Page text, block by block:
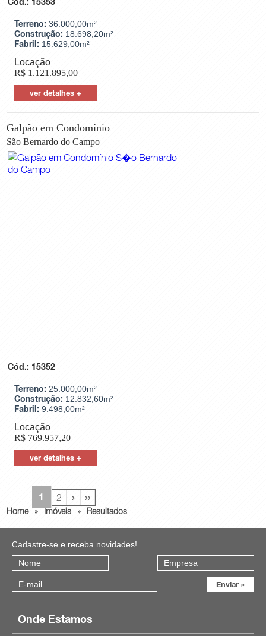
Terreno: 36.000,00m²
Construção: 18.698,20m²
Fabril: 15.629,00m²
Locação
R$1.121.895,00
ver detalhes +
Galpão em Condomínio
São Bernardo do Campo
Cód.: 15352
Terreno: 25.000,00m²
Construção: 12.832,60m²
Fabril: 9.498,00m²
Locação
R$769.957,20
ver detalhes +
1 2 › »
Home » Imóveis » Resultados
Cadastre-se e receba novidades!
Onde Estamos